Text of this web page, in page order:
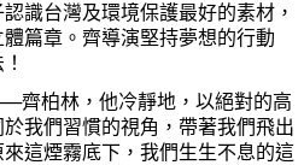
識台灣及環境保護最好的素材，
篇章。齊導演堅持夢想的行動
齊柏林，他冷靜地，以絕對的高
我們習慣的視角，帶著我們飛出
這煙霧底下，我們生生不息的這